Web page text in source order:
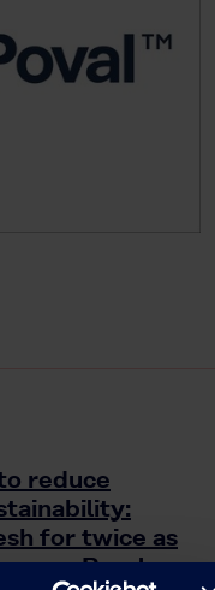
reduce
for twice as
Poval.